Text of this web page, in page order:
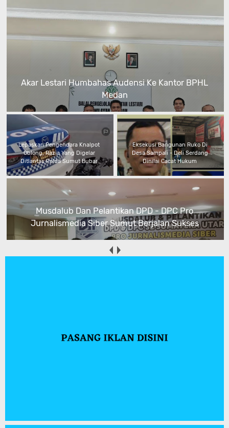
Akar Lestari Humbahas Audensi Ke Kantor BPHL
Medan
Lepaskan Pengendara Knalpot
Oblong, Razia Yang Digelar
Ditlantas Polda Sumut Bubar
Eksekusi Bangunan Ruko Di
Desa Sampali - Deli Serdang
Dinilai Cacat Hukum
Musdalub Dan Pelantikan DPD - DPC Pro
Jurnalismedia Siber Sumut Berjalan Sukses